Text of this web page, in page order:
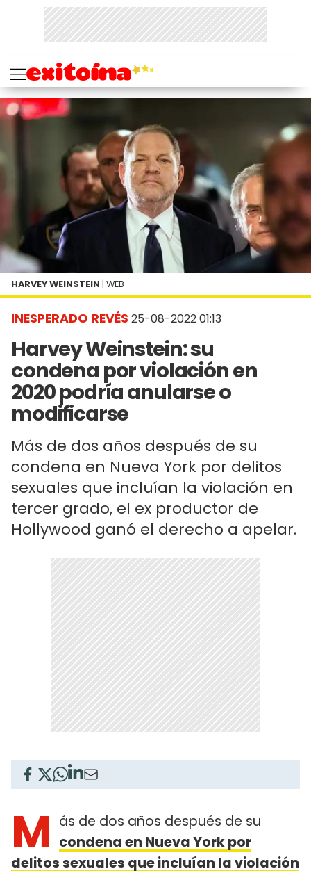
INESPERADO REVÉS 25-08-2022 01:13
Harvey Weinstein: su
condena por violación en
2020 podría anularse o
modificarse
Más de dos años después de su
condena en Nueva York por delitos
sexuales que incluían la violación en
tercer grado, el ex productor de
Hollywood ganó el derecho a apelar.
HARVEY WEINSTEIN | WEB
M ás de dos años después de su
condena en Nueva York por
delitos sexuales que incluían la violación